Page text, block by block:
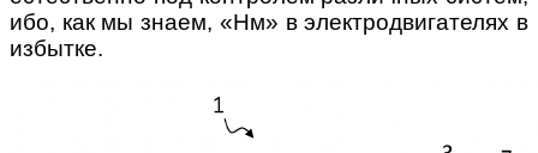
ибо, как мы знаем, «Нм» в электродвигателях в
избытке.